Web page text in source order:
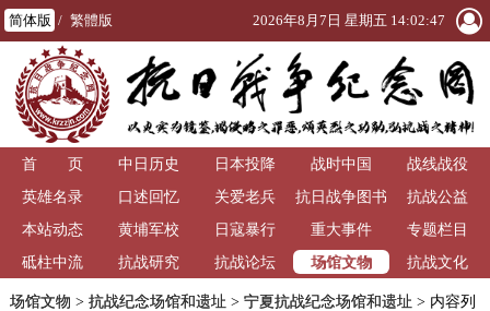
简体版 / 繁體版 2026年8月7日 星期五 14:02:47
首 页 中日历史 日本投降 战时中国
战线战役
英雄名录
口述回忆 关爱老兵
抗日战争图书
馆
抗战公益
本站动态
黄埔军校 日寇暴行 重大事件
专题栏目
砥柱中流
抗战研究 抗战论坛 场馆文物 抗战文化
场馆文物 > 抗战纪念场馆和遗址 > 宁夏抗战纪念场馆和遗址 > 内容列